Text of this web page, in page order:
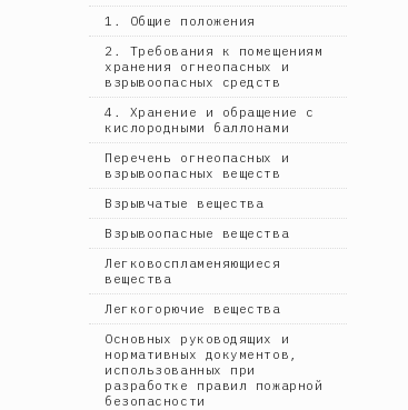
1. Общие положения
2. Требования к помещениям
хранения огнеопасных и
взрывоопасных средств
4. Хранение и обращение с
кислородными баллонами
Перечень огнеопасных и
взрывоопасных веществ
Взрывчатые вещества
Взрывоопасные вещества
Легковоспламеняющиеся
вещества
Легкогорючие вещества
Основных руководящих и
нормативных документов,
использованных при
разработке правил пожарной
безопасности